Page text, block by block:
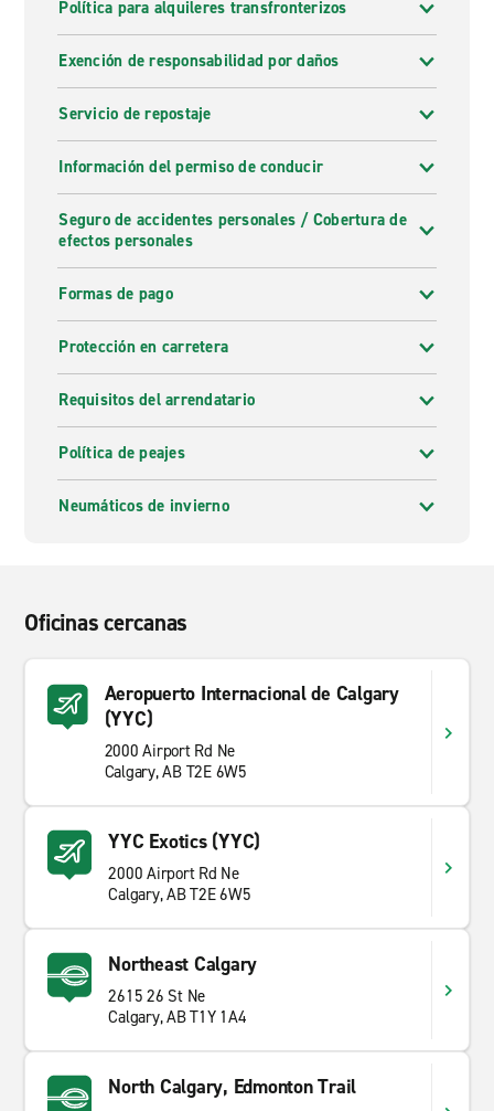
Política para alquileres transfronterizos
Exención de responsabilidad por daños
Servicio de repostaje
Información del permiso de conducir
Seguro de accidentes personales / Cobertura de
efectos personales
Formas de pago
Protección en carretera
Requisitos del arrendatario
Política de peajes
Neumáticos de invierno
Oficinas cercanas
Aeropuerto Internacional de Calgary
(YYC)
2000 Airport Rd Ne
Calgary, AB T2E 6W5
YYC Exotics (YYC)
2000 Airport Rd Ne
Calgary, AB T2E 6W5
Northeast Calgary
2615 26 St Ne
Calgary, AB T1Y 1A4
North Calgary, Edmonton Trail